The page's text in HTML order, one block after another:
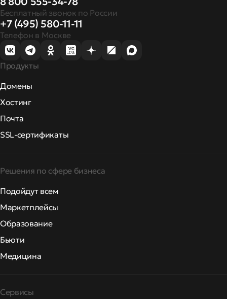
Бесплатный звонок по России
+7 (495) 580-11-11
Телефон в Москве
Продукты
Домены
Хостинг
Почта
SSL-сертификаты
Решения по сфере бизнеса
Подойдут всем
Маркетплейсы
Образование
Бьюти
Медицина
Сервисы